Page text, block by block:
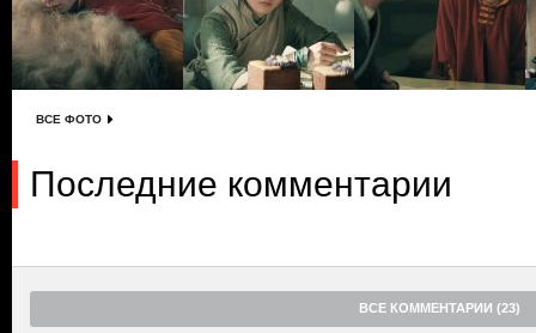
ВСЕ ФОТО
Последние комментарии
ВСЕ КОММЕНТАРИИ (23)